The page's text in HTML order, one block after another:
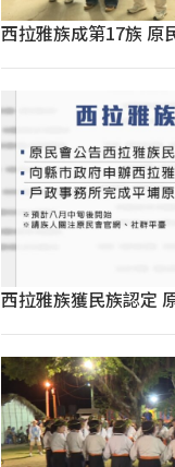
西拉雅族成第17族 原
西拉雅族獲民族認定